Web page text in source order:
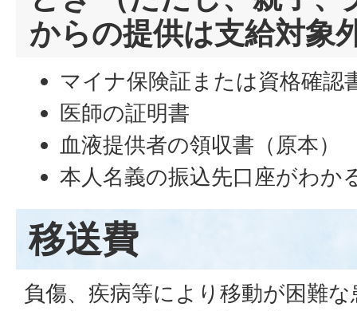
からの提供は支給対象
マイナ保険証または資格確認
医師の証明書
血液提供者の領収書（原本）
本人名義の振込先口座がわか
移送費
負傷、疾病等により移動が困難